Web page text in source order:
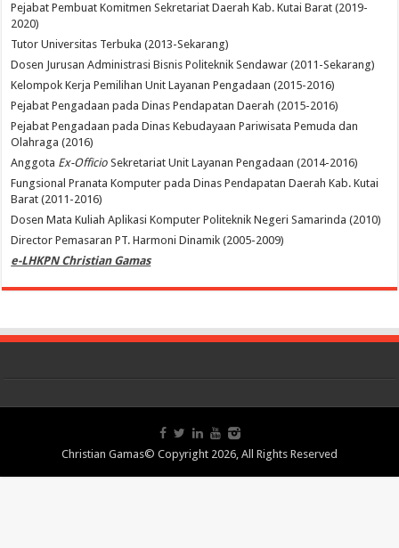
Pejabat Pembuat Komitmen Sekretariat Daerah Kab. Kutai Barat (2019-
2020)
Tutor Universitas Terbuka (2013-Sekarang)
Dosen Jurusan Administrasi Bisnis Politeknik Sendawar (2011-Sekarang)
Kelompok Kerja Pemilihan Unit Layanan Pengadaan (2015-2016)
Pejabat Pengadaan pada Dinas Pendapatan Daerah (2015-2016)
Pejabat Pengadaan pada Dinas Kebudayaan Pariwisata Pemuda dan
Olahraga (2016)
Anggota Ex-Officio Sekretariat Unit Layanan Pengadaan (2014-2016)
Fungsional Pranata Komputer pada Dinas Pendapatan Daerah Kab. Kutai
Barat (2011-2016)
Dosen Mata Kuliah Aplikasi Komputer Politeknik Negeri Samarinda (2010)
Director Pemasaran PT. Harmoni Dinamik (2005-2009)
e-LHKPN Christian Gamas
Christian Gamas© Copyright 2026, All Rights Reserved